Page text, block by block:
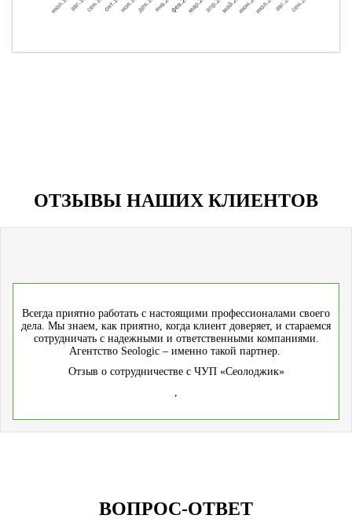
ОТЗЫВЫ НАШИХ КЛИЕНТОВ
Всегда приятно работать с настоящими профессионалами своего
дела. Мы знаем, как приятно, когда клиент доверяет, и стараемся
сотрудничать с надежными и ответственными компаниями.
Агентство Seologic – именно такой партнер.
Отзыв о сотрудничестве с ЧУП «Сеолоджик»
,
ВОПРОС-ОТВЕТ